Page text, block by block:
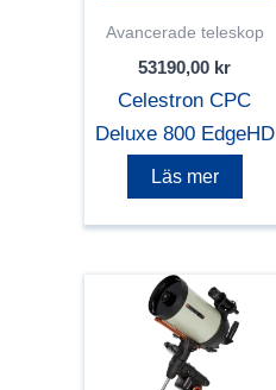
Avancerade teleskop
53190,00 kr
Celestron CPC
Deluxe 800 EdgeHD
Läs mer